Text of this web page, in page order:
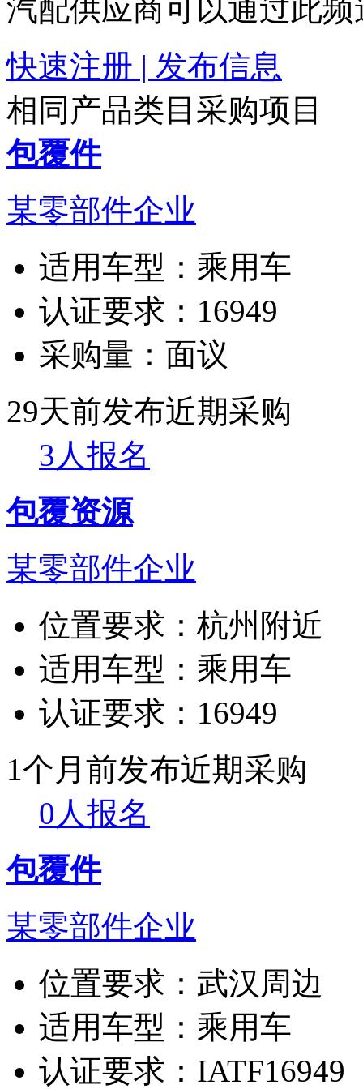
汽配供应商可以通过此
快速注册 | 发布信息
相同产品类目采购项目
包覆件
某零部件企业
适用车型： 乘用车
认证要求： 16949
采购量： 面议
29天前发布近期采购
3人报名
包覆资源
某零部件企业
位置要求： 杭州附近
适用车型： 乘用车
认证要求： 16949
1个月前发布近期采购
0人报名
包覆件
某零部件企业
位置要求： 武汉周边
适用车型： 乘用车
认证要求： IATF16949